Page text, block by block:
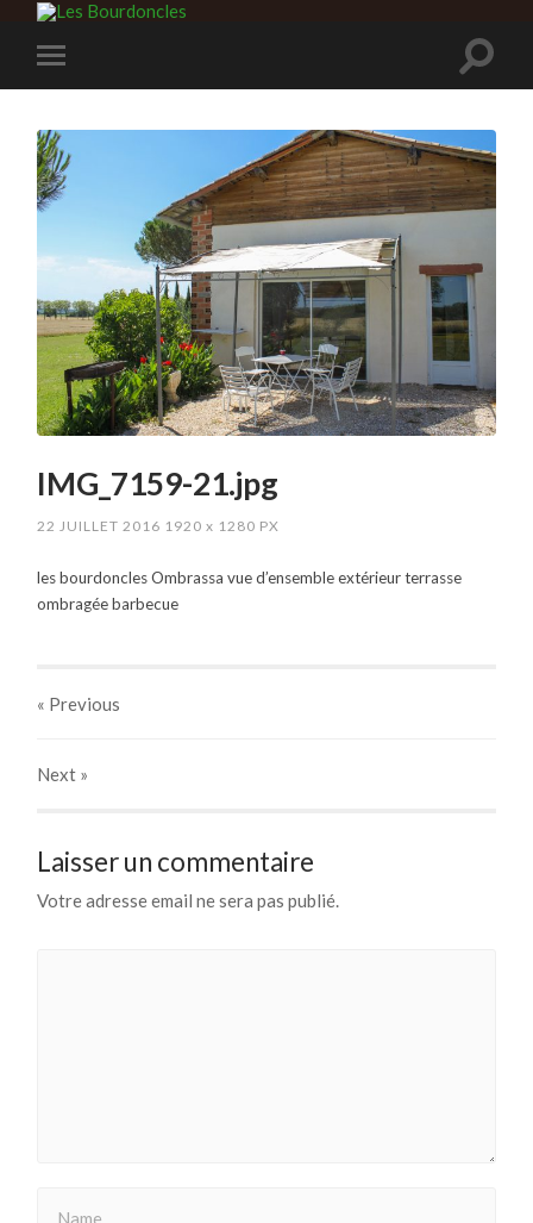
IMG_7159-21.jpg
22 JUILLET 2016 1920x 1280 PX
les bourdoncles Ombrassa vue d’ensemble extérieur terrasse
ombragée barbecue
« Previous
Next »
Laisser un commentaire
Votre adresse email ne sera pas publié.